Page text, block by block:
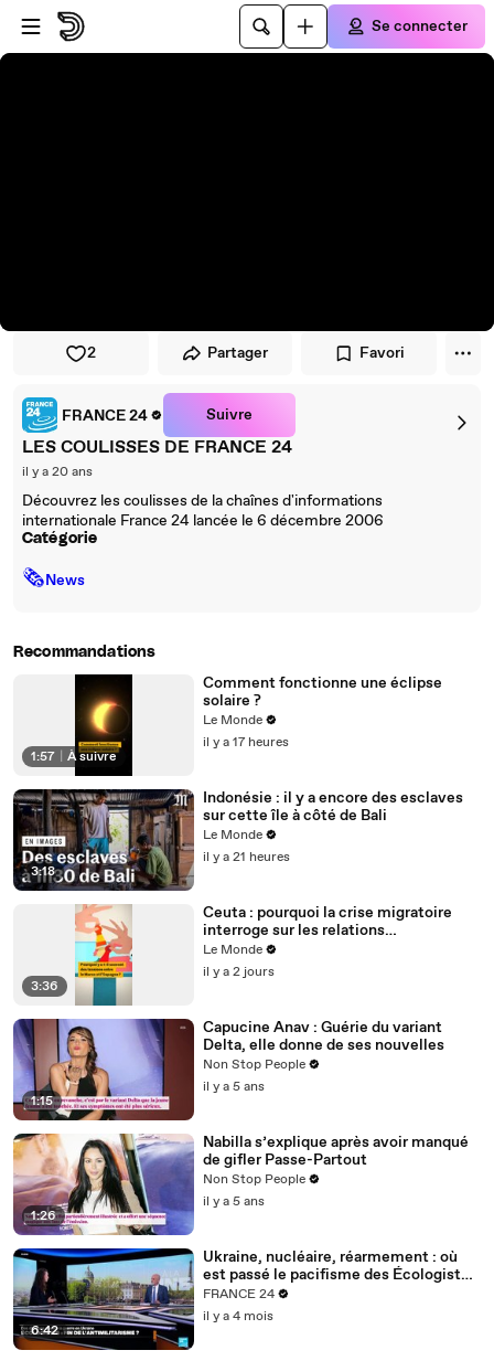
Passer au player
Passer au contenu principal
Se connecter
2 Partager Favori
FRANCE 24 Suivre
LES COULISSES DE FRANCE 24
il y a 20 ans
Découvrez les coulisses de la chaînes d'informations
internationale France 24 lancée le 6 décembre 2006
Catégorie
🗞News
Recommandations
1:57 À suivre
Comment fonctionne une éclipse
solaire ?
Le Monde
il y a 17 heures
3:18
Indonésie : il y a encore des esclaves
sur cette île à côté de Bali
Le Monde
il y a 21 heures
3:36
Ceuta : pourquoi la crise migratoire
interroge sur les relations
diplomatiques entre le Maroc et
l’Espagne ?
Le Monde
il y a 2 jours
1:15
Capucine Anav : Guérie du variant
Delta, elle donne de ses nouvelles
Non Stop People
il y a 5 ans
1:26
Nabilla s’explique après avoir manqué
de gifler Passe-Partout
Non Stop People
il y a 5 ans
6:42
Ukraine, nucléaire, réarmement : où
est passé le pacifisme des Écologistes
?
FRANCE 24
il y a 4 mois